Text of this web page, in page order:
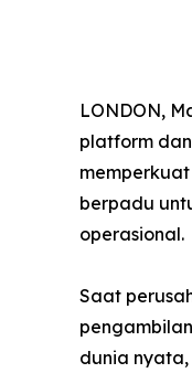
LONDON,
platform
berpadu
operasional.
Saat
dunia